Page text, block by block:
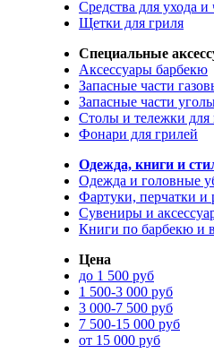
Средства для ухода и
Щетки для гриля
Специальные
Аксессуары барбекю
Запасные части
Запасные части
Столы и тележки для
Фонари для грилей
Одежда, книги и
Одежда и головные
Фартуки, перчатки и
Сувениры и
Книги по барбекю и
Цена
до 1 500 руб
1 500-3 000 руб
3 000-7 500 руб
7 500-15 000 руб
от 15 000 руб